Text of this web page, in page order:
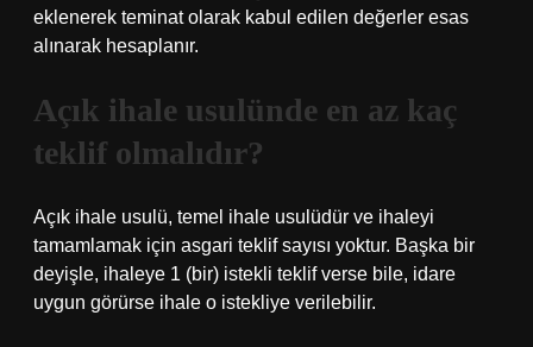
eklenerek teminat olarak kabul edilen değerler esas
alınarak hesaplanır.
Açık ihale usulünde en az kaç
teklif olmalıdır?
Açık ihale usulü, temel ihale usulüdür ve ihaleyi
tamamlamak için asgari teklif sayısı yoktur. Başka bir
deyişle, ihaleye 1 (bir) istekli teklif verse bile, idare
uygun görürse ihale o istekliye verilebilir.